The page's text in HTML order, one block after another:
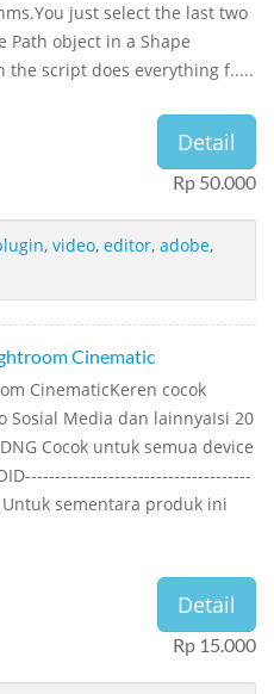
just select the last two
Path object in a Shape
the script does everything f.....
Detail
Rp 50.000
, video, editor, adobe,
Cinematic
CinematicKeren cocok
Sosial Media dan lainnyaIsi 20
Cocok untuk semua device
sementara produk ini
Detail
Rp 15.000